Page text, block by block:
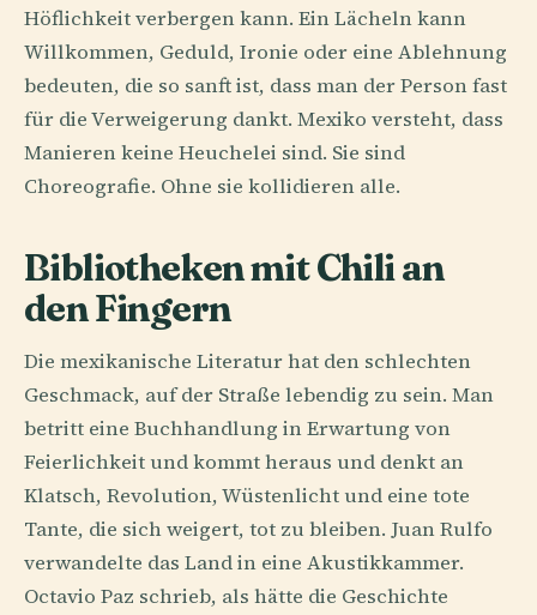
Höflichkeit verbergen kann. Ein Lächeln kann
Willkommen, Geduld, Ironie oder eine Ablehnung
bedeuten, die so sanft ist, dass man der Person fast
für die Verweigerung dankt. Mexiko versteht, dass
Manieren keine Heuchelei sind. Sie sind
Choreografie. Ohne sie kollidieren alle.
Bibliotheken mit Chili an
den Fingern
Die mexikanische Literatur hat den schlechten
Geschmack, auf der Straße lebendig zu sein. Man
betritt eine Buchhandlung in Erwartung von
Feierlichkeit und kommt heraus und denkt an
Klatsch, Revolution, Wüstenlicht und eine tote
Tante, die sich weigert, tot zu bleiben. Juan Rulfo
verwandelte das Land in eine Akustikkammer.
Octavio Paz schrieb, als hätte die Geschichte